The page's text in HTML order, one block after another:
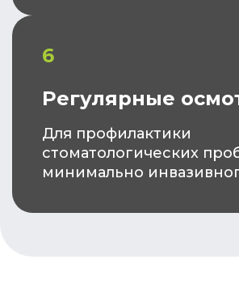
6
Регулярные
Для профилактики
стоматологических
минимально